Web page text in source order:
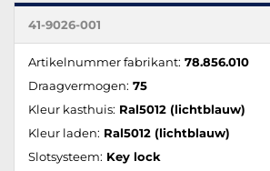
41-9026-001
Artikelnummer fabrikant: 78.856.010
Draagvermogen: 75
Kleur kasthuis: Ral5012 (lichtblauw)
Kleur laden: Ral5012 (lichtblauw)
Slotsysteem: Key lock